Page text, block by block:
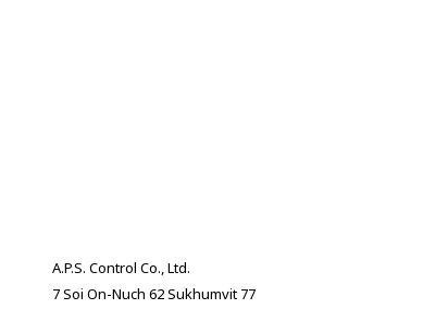
A.P.S. Control Co., Ltd.
7 Soi On-Nuch 62 Sukhumvit 77